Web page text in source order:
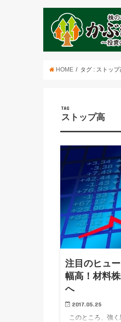
HOME タグ : ストップ
TAG
ストップ高
注目のヒュ
幅高！材料
へ
2017.05.25
このところ、強